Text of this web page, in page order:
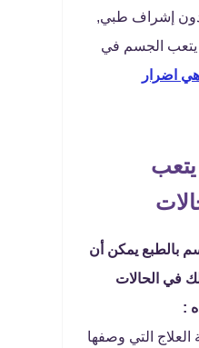
إشراف طبي,
يتعب الجسم في
اضرار
بالطبع يمكن أن
في الحالات
:
التي وصفها